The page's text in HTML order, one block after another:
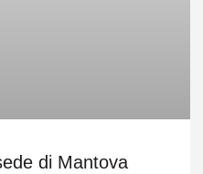
di Mantova